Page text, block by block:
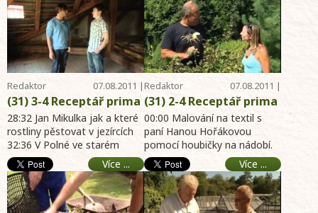
Redaktor
Telereceptáře
07.08.2011 |
14:25
(31) 3-4 Receptář prima
nápadů online -
Foukaná izolace stropů
- Sušení jedlých hub -
internet archiv hobby
magazín 7.8.2011 -
zahrada, dům, byt,
28:32 Jan Mikulka jak a které
rostliny pěstovat v jezírcích
32:36 V Polné ve starém
objektu o zateplování stropu
foukanou izola ...
Více ...
Redaktor
Telereceptáře
07.08.2011 |
14:23
(31) 2-4 Receptář prima
nápadů online -
Malování na textil -
Nová soutěž - Letničky -
Rybíz a angrešt a
škůdci - Výstava hub -
Rostliny do jezírek -
00:00 Malování na textil s
paní Hanou Hořákovou
pomocí houbičky na nádobí.
18:45 Nová soutěž
www.ippolna.cz 19:31 Opět v
Z ...
Více ...